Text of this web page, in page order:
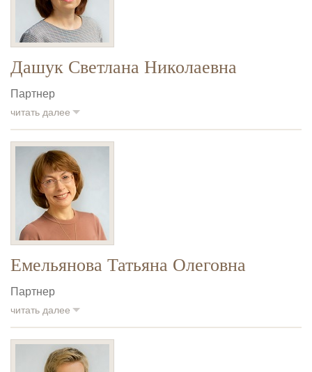
Дашук Светлана Николаевна
Партнер
читать далее
Емельянова Татьяна Олеговна
Партнер
читать далее